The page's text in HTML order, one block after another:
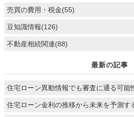
売買の費用・税金(55)
豆知識情報(126)
不動産相続関連(88)
最新の記事
住宅ローン異動情報でも審査に通る可能
住宅ローン金利の推移から未来を予測す